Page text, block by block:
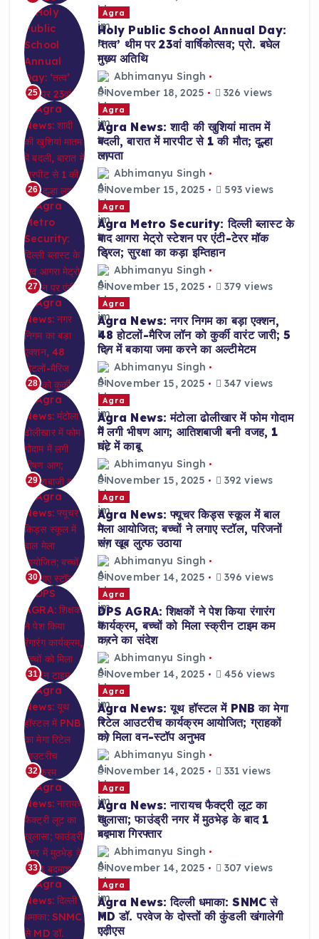
25
Agra
Holy Public School Annual Day:
‘तत्व’ थीम पर 23वां वार्षिकोत्सव; प्रो. बघेल
मुख्य अतिथि
Abhimanyu Singh
November 18, 2025
326 views
26
Agra
Agra News: शादी की खुशियां मातम में
बदली, बारात में मारपीट से 1 की मौत; दूल्हा
लापता
Abhimanyu Singh
November 15, 2025
593 views
27
Agra
Agra Metro Security: दिल्ली ब्लास्ट के
बाद आगरा मेट्रो स्टेशन पर एंटी-टेरर मॉक
ड्रिल; सुरक्षा का कड़ा इम्तिहान
Abhimanyu Singh
November 15, 2025
379 views
28
Agra
Agra News: नगर निगम का बड़ा एक्शन,
48 होटलों-मैरिज लॉन को कुर्की वारंट जारी; 5
दिन में बकाया जमा करने का अल्टीमेटम
Abhimanyu Singh
November 15, 2025
347 views
29
Agra
Agra News: मंटोला ढोलीखार में फोम गोदाम
में लगी भीषण आग; आतिशबाजी बनी वजह, 1
घंटे में काबू
Abhimanyu Singh
November 15, 2025
392 views
30
Agra
Agra News: फ्यूचर किड्स स्कूल में बाल
मेला आयोजित; बच्चों ने लगाए स्टॉल, परिजनों
संग खूब लुत्फ उठाया
Abhimanyu Singh
November 14, 2025
396 views
31
Agra
DPS AGRA: शिक्षकों ने पेश किया रंगारंग
कार्यक्रम, बच्चों को मिला स्क्रीन टाइम कम
करने का संदेश
Abhimanyu Singh
November 14, 2025
456 views
32
Agra
Agra News: यूथ हॉस्टल में PNB का मेगा
रिटेल आउटरीच कार्यक्रम आयोजित; ग्राहकों
को मिला वन-स्टॉप अनुभव
Abhimanyu Singh
November 14, 2025
331 views
33
Agra
Agra News: नारायच फैक्ट्री लूट का
खुलासा; फाउंड्री नगर में मुठभेड़ के बाद 1
बदमाश गिरफ्तार
Abhimanyu Singh
November 14, 2025
307 views
Agra
Agra News: दिल्ली धमाका: SNMC से
MD डॉ. परवेज के दोस्तों की कुंडली खंगालेगी
एटीएस